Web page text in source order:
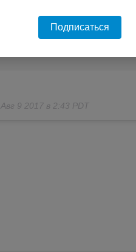
Авг 9 2017 в 2:43 PDT
Подписаться